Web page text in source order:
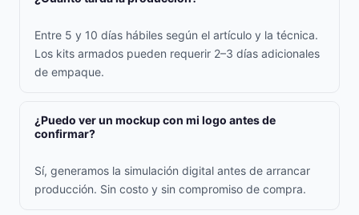
Entre 5 y 10 días hábiles según el artículo y la técnica.
Los kits armados pueden requerir 2–3 días adicionales
de empaque.
¿Puedo ver un mockup con mi logo antes de
confirmar?
Sí, generamos la simulación digital antes de arrancar
producción. Sin costo y sin compromiso de compra.